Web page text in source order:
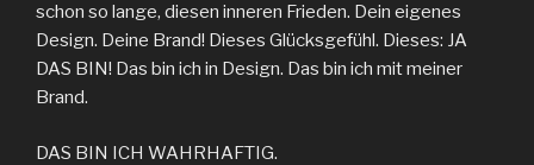
schon so lange, diesen inneren Frieden. Dein eigenes
Design. Deine Brand! Dieses Glücksgefühl. Dieses: JA
DAS BIN! Das bin ich in Design. Das bin ich mit meiner
Brand.
DAS BIN ICH WAHRHAFTIG.